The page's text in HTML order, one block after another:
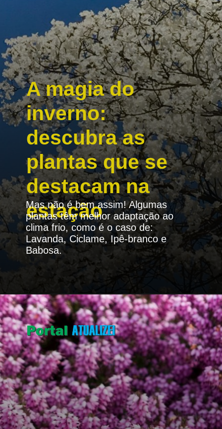
A magia do
inverno:
descubra as
plantas que se
destacam na
estação
Mas não é bem assim! Algumas
plantas têm melhor adaptação ao
clima frio, como é o caso de:
Lavanda, Ciclame, Ipê-branco e
Babosa.
Opening https://portalatualizei.com.br/agro/a-magia-do-inverno-descubra-as-plantas-que-se-destacam-na-estacao/16130/